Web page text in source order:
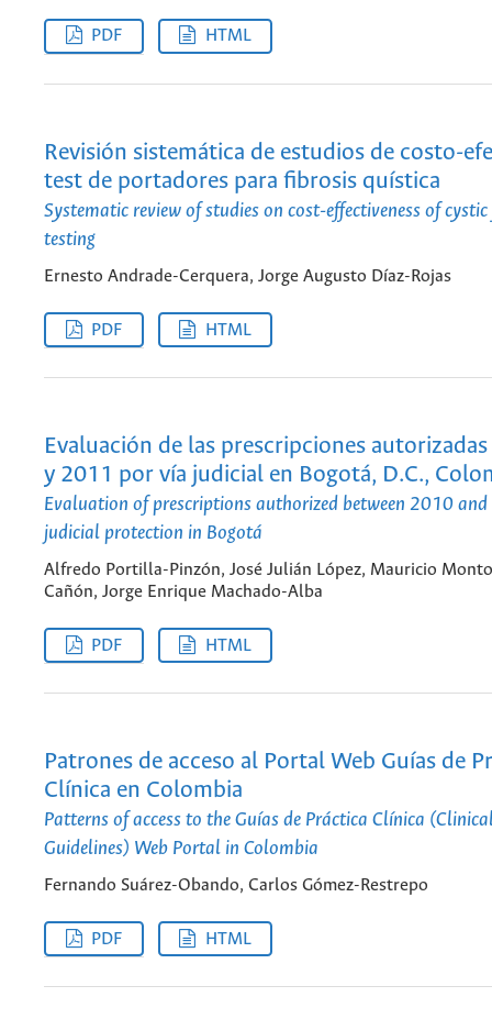
PDF HTML
Revisión sistemática de estudios de costo-
test de portadores para fibrosis quística
Systematic review of studies on cost-effectiveness of
testing
Ernesto Andrade-Cerquera, Jorge Augusto Díaz-Rojas
PDF HTML
Evaluación de las prescripciones
y 2011 por vía judicial en Bogotá, D.C.,
Evaluation of prescriptions authorized between 2010
judicial protection in Bogotá
Alfredo Portilla-Pinzón, José Julián López, Mauricio
Cañón, Jorge Enrique Machado-Alba
PDF HTML
Patrones de acceso al Portal Web Guías de
Clínica en Colombia
Patterns of access to the Guías de Práctica Clínica
Guidelines) Web Portal in Colombia
Fernando Suárez-Obando, Carlos Gómez-Restrepo
PDF HTML